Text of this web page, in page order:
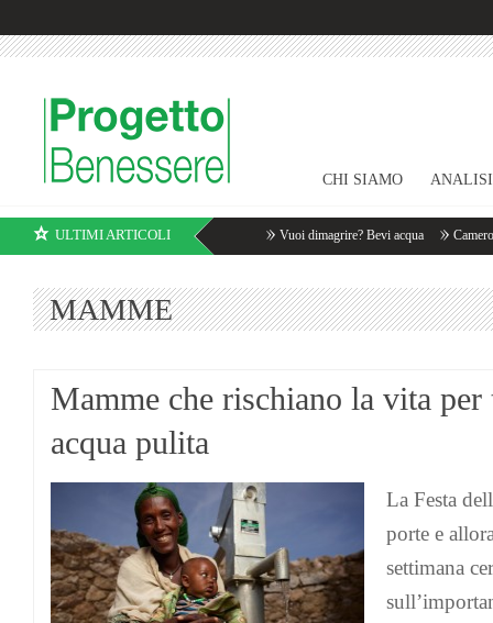
CHI SIAMO ANALISI
ULTIMI ARTICOLI Vuoi dimagrire? Bevi acqua Cameron
MAMME
Mamme che rischiano la vita per
acqua pulita
La Festa
porte e
settimana